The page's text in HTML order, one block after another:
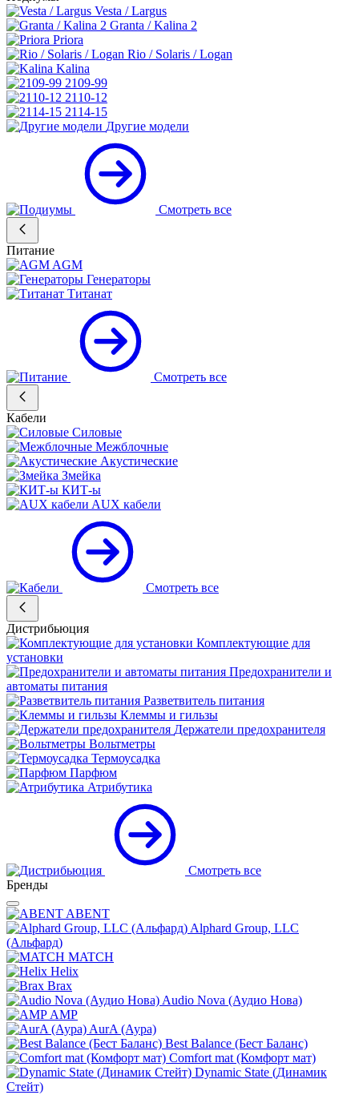
Vesta / Largus
Granta / Kalina 2
Priora
Rio / Solaris / Logan
Kalina
2109-99
2110-12
2114-15
Другие модели
Смотреть все
Питание
AGM
Генераторы
Титанат
Смотреть все
Кабели
Силовые
Межблочные
Акустические
Змейка
КИТ-ы
AUX кабели
Смотреть все
Дистрибьюция
Комплектующие для
установки
Предохранители и
автоматы питания
Разветвитель питания
Клеммы и гильзы
Держатели предохранителя
Вольтметры
Термоусадка
Парфюм
Атрибутика
Смотреть все
Бренды
ABENT
Alphard Group, LLC
(Альфард)
MATCH
Helix
Brax
Audio Nova (Аудио Нова)
AMP
AurA (Аура)
Best Balance (Бест Баланс)
Comfort mat (Комфорт мат)
Dynamic State (Динамик
Стейт)